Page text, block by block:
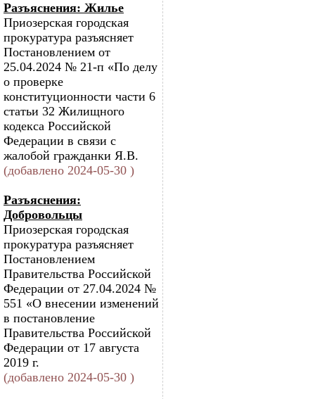
Разъяснения: Жилье
Приозерская городская
прокуратура разъясняет
Постановлением от
25.04.2024 № 21-п «По делу
о проверке
конституционности части 6
статьи 32 Жилищного
кодекса Российской
Федерации в связи с
жалобой гражданки Я.В.
(добавлено 2024-05-30 )
Разъяснения:
Добровольцы
Приозерская городская
прокуратура разъясняет
Постановлением
Правительства Российской
Федерации от 27.04.2024 №
551 «О внесении изменений
в постановление
Правительства Российской
Федерации от 17 августа
2019 г.
(добавлено 2024-05-30 )